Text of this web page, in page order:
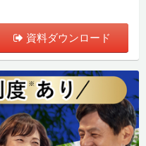
資料ダウンロード